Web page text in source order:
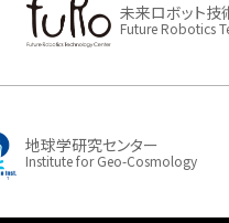
未来ロボット技
Future Robotics
地球学研究センター
Institute for Geo-Cosmology